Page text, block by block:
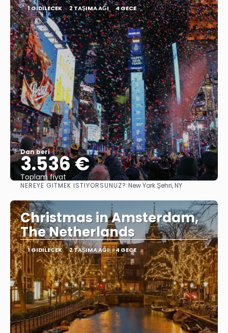
1 GIDILECEK 2 TAŞIMA AĞI 4 GECE
Dan beri
3.536 €
Toplam fiyat
Görüntüle
NEREYE GITMEK ISTIYORSUNUZ?:New York Şehri, NY
Christmas in Amsterdam,
The Netherlands
1 GIDILECEK 2 TAŞIMA AĞI 4 GECE